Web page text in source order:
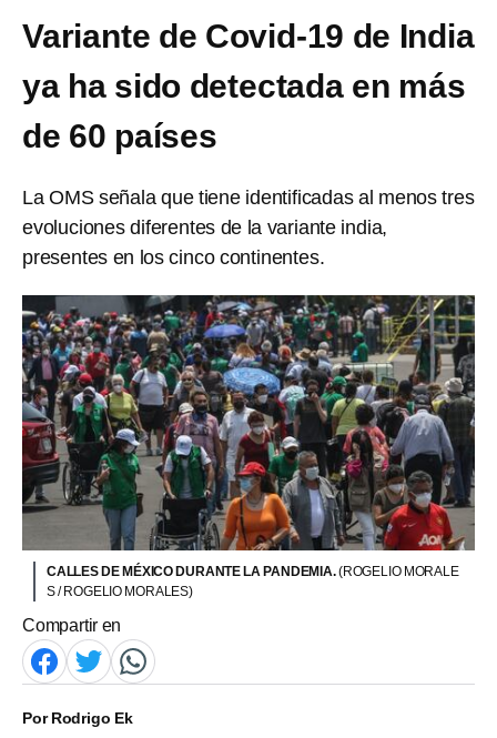
Variante de Covid-19 de India
ya ha sido detectada en más
de 60 países
La OMS señala que tiene identificadas al menos tres
evoluciones diferentes de la variante india,
presentes en los cinco continentes.
CALLES DE MÉXICO DURANTE LA PANDEMIA.(ROGELIO MORALE
S / ROGELIO MORALES)
Compartir en
PorRodrigo Ek